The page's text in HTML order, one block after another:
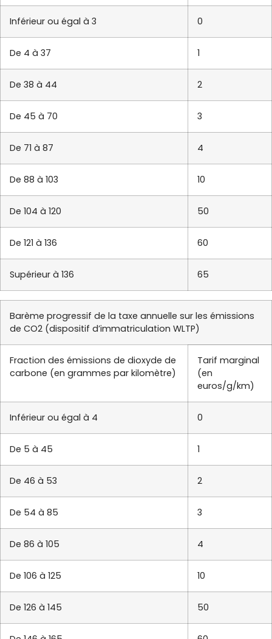
Inférieur ou égal à 3 0
De 4 à 37 1
De 38 à 44 2
De 45 à 70 3
De 71 à 87 4
De 88 à 103 10
De 104 à 120 50
De 121 à 136 60
Supérieur à 136 65
Barème progressif de la taxe annuelle sur les émissions
de CO2 (dispositif d’immatriculation WLTP)
Fraction des émissions de dioxyde de
carbone (en grammes par kilomètre)
Tarif marginal
(en
euros/g/km)
Inférieur ou égal à 4 0
De 5 à 45 1
De 46 à 53 2
De 54 à 85 3
De 86 à 105 4
De 106 à 125 10
De 126 à 145 50